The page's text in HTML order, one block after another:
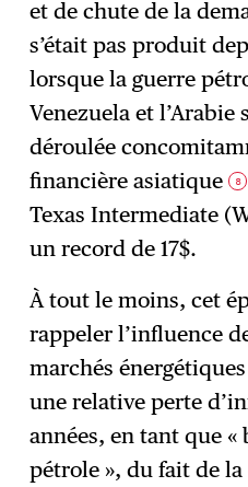
et de chute de la
s’était pas produit
lorsque la guerre
Venezuela et l’Arabie
déroulée
financière asiatique 8
Texas Intermediate
un record de 17$.
À tout le moins, cet
rappeler l’influence
marchés
une relative perte
années, en tant que
pétrole », du fait de